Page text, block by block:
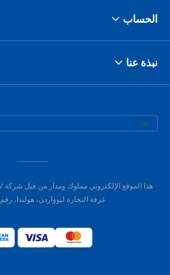
الحساب
نبذة عنا
غرفة التجارة ليوواردن، هولندا، رقم 01104443